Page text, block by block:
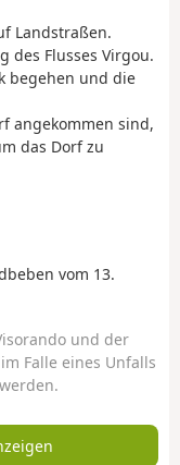
Landstraßen.
des Flusses Virgou.
begehen und die
angekommen sind,
das Dorf zu
vom 13.
und der
Falle eines Unfalls